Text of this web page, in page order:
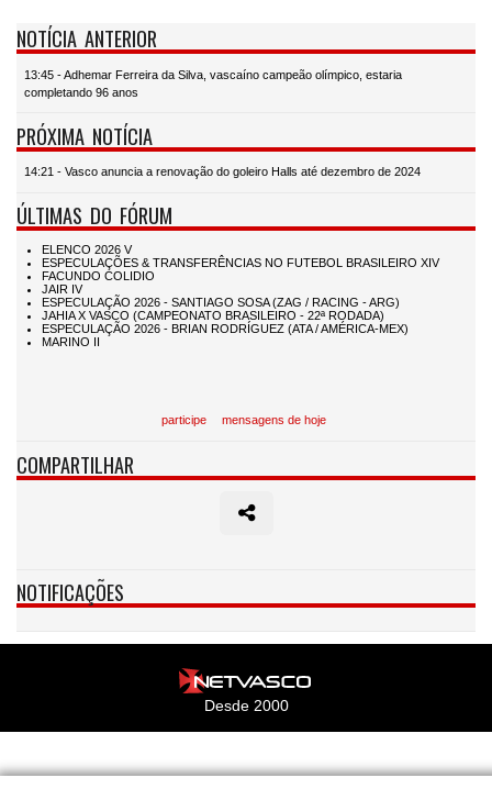
NOTÍCIA ANTERIOR
13:45 - Adhemar Ferreira da Silva, vascaíno campeão olímpico, estaria
completando 96 anos
PRÓXIMA NOTÍCIA
14:21 - Vasco anuncia a renovação do goleiro Halls até dezembro de 2024
ÚLTIMAS DO FÓRUM
participe mensagens de hoje
COMPARTILHAR
NOTIFICAÇÕES
Desde 2000